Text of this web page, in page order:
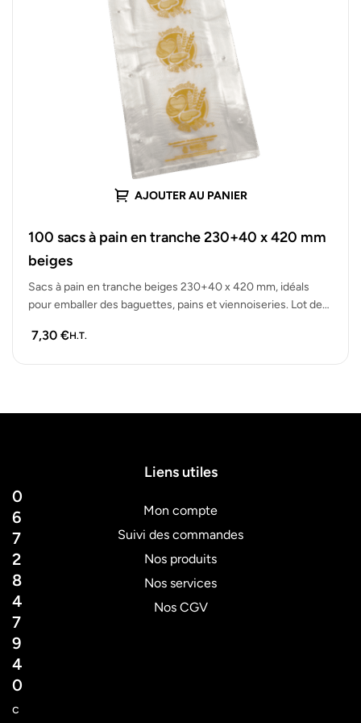
AJOUTER AU PANIER
100 sacs à pain en tranche 230+40 x 420 mm
beiges
Sacs à pain en tranche beiges 230+40 x 420 mm, idéals
pour emballer des baguettes, pains et viennoiseries. Lot de…
7,30 €H.T.
0
6
7
2
8
4
7
9
4
0
c
Liens utiles
Mon compte
Suivi des commandes
Nos produits
Nos services
Nos CGV